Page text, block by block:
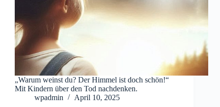
„Warum weinst du? Der Himmel ist doch schön!“
Mit Kindern über den Tod nachdenken.
wpadmin
April 10, 2025